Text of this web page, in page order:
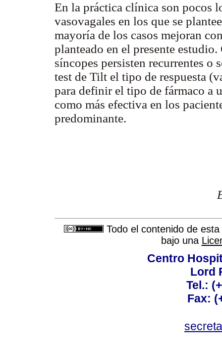
En la práctica clínica son pocos
vasovagales en los que se
mayoría de los casos mejoran
planteado en el presente
síncopes persisten recurrentes o
test de Tilt el tipo de respuesta
para definir el tipo de fármaco a
como más efectiva en los
predominante.
Todo el contenido de
bajo una
Centro
Lord
Tel.:
Fax: